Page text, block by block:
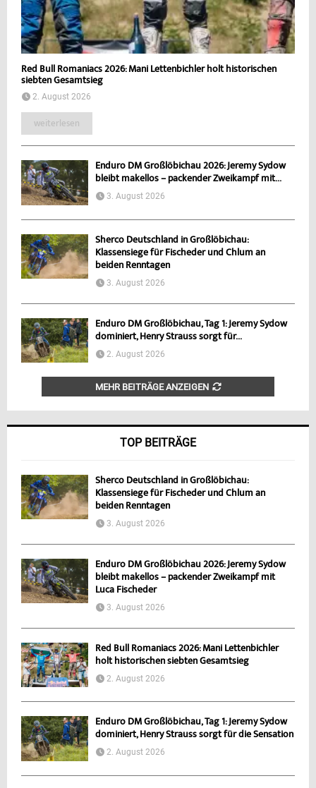
Red Bull Romaniacs 2026: Mani Lettenbichler holt historischen
siebten Gesamtsieg
2. August 2026
weiterlesen
Enduro DM Großlöbichau 2026: Jeremy Sydow
bleibt makellos – packender Zweikampf mit...
3. August 2026
Sherco Deutschland in Großlöbichau:
Klassensiege für Fischeder und Chlum an
beiden Renntagen
3. August 2026
Enduro DM Großlöbichau, Tag 1: Jeremy Sydow
dominiert, Henry Strauss sorgt für...
2. August 2026
MEHR BEITRÄGE ANZEIGEN
TOP BEITRÄGE
Sherco Deutschland in Großlöbichau:
Klassensiege für Fischeder und Chlum an
beiden Renntagen
3. August 2026
Enduro DM Großlöbichau 2026: Jeremy Sydow
bleibt makellos – packender Zweikampf mit
Luca Fischeder
3. August 2026
Red Bull Romaniacs 2026: Mani Lettenbichler
holt historischen siebten Gesamtsieg
2. August 2026
Enduro DM Großlöbichau, Tag 1: Jeremy Sydow
dominiert, Henry Strauss sorgt für die Sensation
2. August 2026